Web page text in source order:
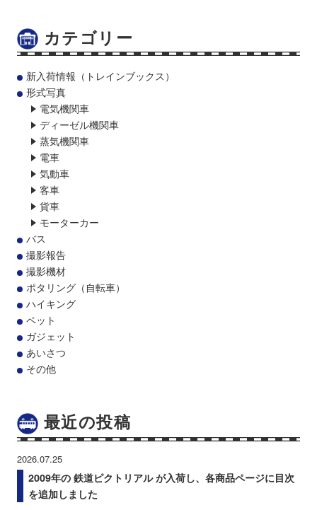
カテゴリー
新入荷情報（トレインブックス）
形式写真
電気機関車
ディーゼル機関車
蒸気機関車
電車
気動車
客車
貨車
モーターカー
バス
撮影報告
撮影機材
ポタリング（自転車）
ハイキング
ペット
ガジェット
あいさつ
その他
最近の投稿
2026.07.25
2009年の 鉄道ピクトリアル が入荷し、各商品ページに目次
を追加しました